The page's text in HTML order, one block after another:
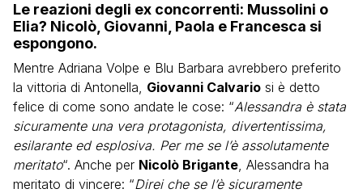
Le reazioni degli ex concorrenti: Mussolini o
Elia? Nicolò, Giovanni, Paola e Francesca si
espongono.
Mentre Adriana Volpe e Blu Barbara avrebbero preferito
la vittoria di Antonella, Giovanni Calvario si è detto
felice di come sono andate le cose: “Alessandra è stata
sicuramente una vera protagonista, divertentissima,
esilarante ed esplosiva. Per me se l’è assolutamente
meritato“. Anche per Nicolò Brigante, Alessandra ha
meritato di vincere: “Direi che se l’è sicuramente